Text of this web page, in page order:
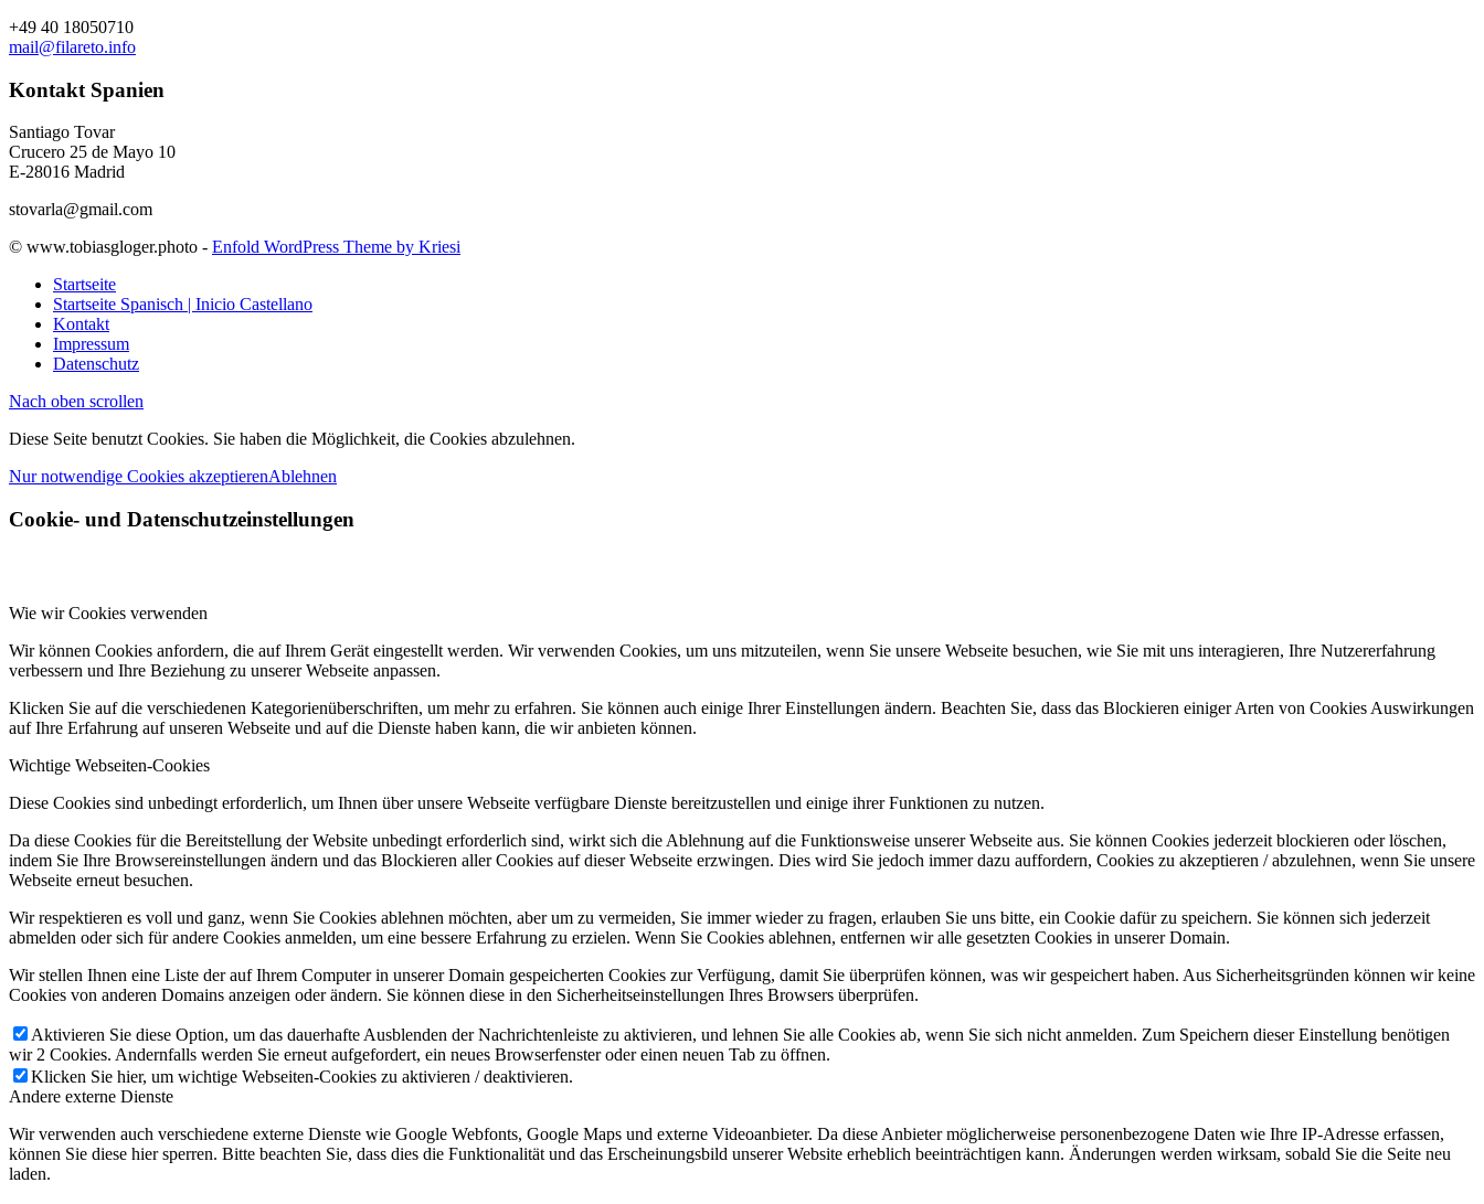
+49 40 18050710
mail@filareto.info
Kontakt Spanien
Santiago Tovar
Crucero 25 de Mayo 10
E-28016 Madrid
stovarla@gmail.com
© www.tobiasgloger.photo - Enfold WordPress Theme by Kriesi
Startseite
Startseite Spanisch | Inicio Castellano
Kontakt
Impressum
Datenschutz
Nach oben scrollen
Diese Seite benutzt Cookies. Sie haben die Möglichkeit, die Cookies abzulehnen.
Nur notwendige Cookies akzeptierenAblehnen
Cookie- und Datenschutzeinstellungen
Wie wir Cookies verwenden
Wir können Cookies anfordern, die auf Ihrem Gerät eingestellt werden. Wir verwenden Cookies, um uns mitzuteilen, wenn Sie unsere Webseite besuchen, wie Sie mit uns interagieren, Ihre Nutzererfahrung
verbessern und Ihre Beziehung zu unserer Webseite anpassen.
Klicken Sie auf die verschiedenen Kategorienüberschriften, um mehr zu erfahren. Sie können auch einige Ihrer Einstellungen ändern. Beachten Sie, dass das Blockieren einiger Arten von Cookies Auswirkungen
auf Ihre Erfahrung auf unseren Webseite und auf die Dienste haben kann, die wir anbieten können.
Wichtige Webseiten-Cookies
Diese Cookies sind unbedingt erforderlich, um Ihnen über unsere Webseite verfügbare Dienste bereitzustellen und einige ihrer Funktionen zu nutzen.
Da diese Cookies für die Bereitstellung der Website unbedingt erforderlich sind, wirkt sich die Ablehnung auf die Funktionsweise unserer Webseite aus. Sie können Cookies jederzeit blockieren oder löschen,
indem Sie Ihre Browsereinstellungen ändern und das Blockieren aller Cookies auf dieser Webseite erzwingen. Dies wird Sie jedoch immer dazu auffordern, Cookies zu akzeptieren / abzulehnen, wenn Sie unsere
Webseite erneut besuchen.
Wir respektieren es voll und ganz, wenn Sie Cookies ablehnen möchten, aber um zu vermeiden, Sie immer wieder zu fragen, erlauben Sie uns bitte, ein Cookie dafür zu speichern. Sie können sich jederzeit
abmelden oder sich für andere Cookies anmelden, um eine bessere Erfahrung zu erzielen. Wenn Sie Cookies ablehnen, entfernen wir alle gesetzten Cookies in unserer Domain.
Wir stellen Ihnen eine Liste der auf Ihrem Computer in unserer Domain gespeicherten Cookies zur Verfügung, damit Sie überprüfen können, was wir gespeichert haben. Aus Sicherheitsgründen können wir keine
Cookies von anderen Domains anzeigen oder ändern. Sie können diese in den Sicherheitseinstellungen Ihres Browsers überprüfen.
Aktivieren Sie diese Option, um das dauerhafte Ausblenden der Nachrichtenleiste zu aktivieren, und lehnen Sie alle Cookies ab, wenn Sie sich nicht anmelden. Zum Speichern dieser Einstellung benötigen
wir 2 Cookies. Andernfalls werden Sie erneut aufgefordert, ein neues Browserfenster oder einen neuen Tab zu öffnen.
Klicken Sie hier, um wichtige Webseiten-Cookies zu aktivieren / deaktivieren.
Andere externe Dienste
Wir verwenden auch verschiedene externe Dienste wie Google Webfonts, Google Maps und externe Videoanbieter. Da diese Anbieter möglicherweise personenbezogene Daten wie Ihre IP-Adresse erfassen,
können Sie diese hier sperren. Bitte beachten Sie, dass dies die Funktionalität und das Erscheinungsbild unserer Website erheblich beeinträchtigen kann. Änderungen werden wirksam, sobald Sie die Seite neu
laden.